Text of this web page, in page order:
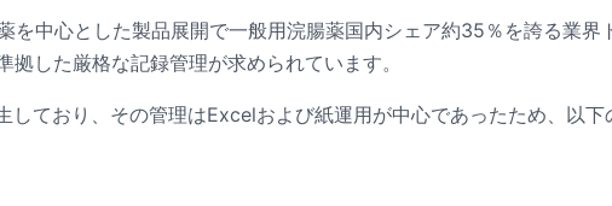
中心とした製品展開で一般用浣腸薬国内シェア約35％を誇る業界
した厳格な記録管理が求められています。
ており、その管理はExcelおよび紙運用が中心であったため、以下